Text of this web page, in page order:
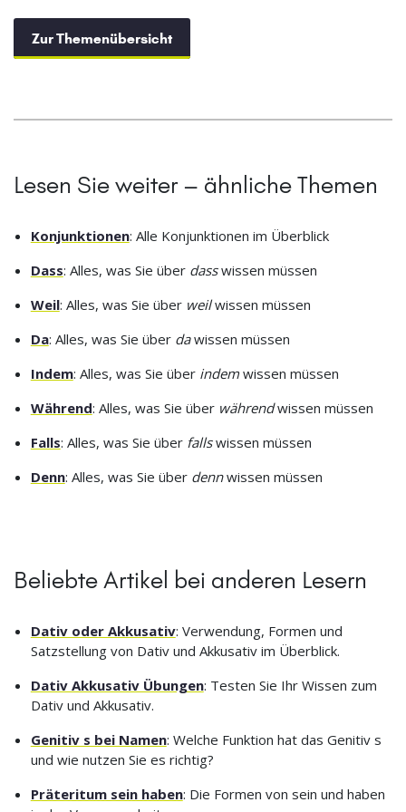
Zur Themenübersicht
Lesen Sie weiter – ähnliche Themen
Konjunktionen: Alle Konjunktionen im Überblick
Dass: Alles, was Sie über dasswissen müssen
Weil: Alles, was Sie über weilwissen müssen
Da: Alles, was Sie über dawissen müssen
Indem: Alles, was Sie über indemwissen müssen
Während: Alles, was Sie über währendwissen müssen
Falls: Alles, was Sie über fallswissen müssen
Denn: Alles, was Sie über dennwissen müssen
Beliebte Artikel bei anderen Lesern
Dativ oder Akkusativ: Verwendung, Formen und
Satzstellung von Dativ und Akkusativ im Überblick.
Dativ Akkusativ Übungen: Testen Sie Ihr Wissen zum
Dativ und Akkusativ.
Genitiv s bei Namen: Welche Funktion hat das Genitiv s
und wie nutzen Sie es richtig?
Präteritum sein haben: Die Formen von sein und haben